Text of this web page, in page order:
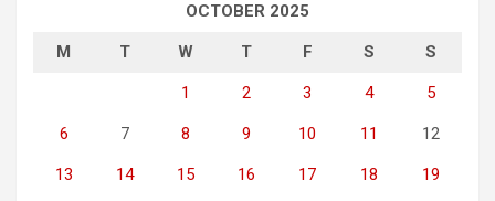
OCTOBER 2025
M T W T F S S
1 2 3 4 5
6 7 8 9 10 11 12
13 14 15 16 17 18 19